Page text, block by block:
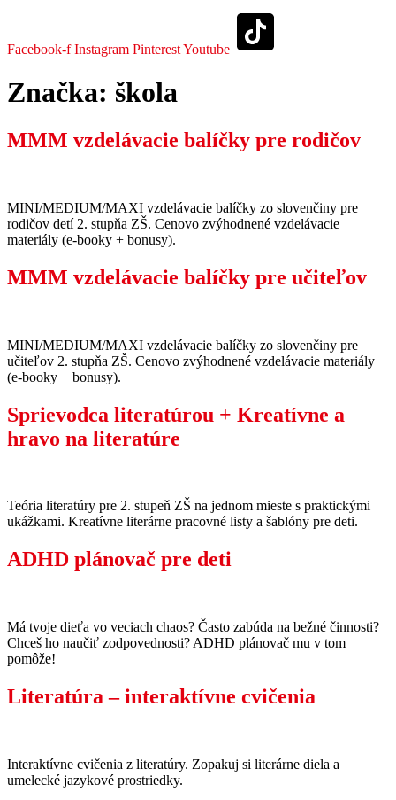
Facebook-f Instagram PinterestYoutube
Značka: škola
MMM vzdelávacie balíčky pre rodičov
MINI/MEDIUM/MAXI vzdelávacie balíčky zo slovenčiny pre
rodičov detí 2. stupňa ZŠ. Cenovo zvýhodnené vzdelávacie
materiály (e-booky + bonusy).
MMM vzdelávacie balíčky pre učiteľov
MINI/MEDIUM/MAXI vzdelávacie balíčky zo slovenčiny pre
učiteľov 2. stupňa ZŠ. Cenovo zvýhodnené vzdelávacie materiály
(e-booky + bonusy).
Sprievodca literatúrou + Kreatívne a
hravo na literatúre
Teória literatúry pre 2. stupeň ZŠ na jednom mieste s praktickými
ukážkami. Kreatívne literárne pracovné listy a šablóny pre deti.
ADHD plánovač pre deti
Má tvoje dieťa vo veciach chaos? Často zabúda na bežné činnosti?
Chceš ho naučiť zodpovednosti? ADHD plánovač mu v tom
pomôže!
Literatúra – interaktívne cvičenia
Interaktívne cvičenia z literatúry. Zopakuj si literárne diela a
umelecké jazykové prostriedky.